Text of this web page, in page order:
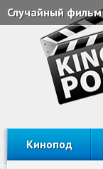
Случайный фильм
Кинопод